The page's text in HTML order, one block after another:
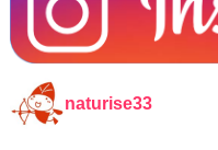
naturise33